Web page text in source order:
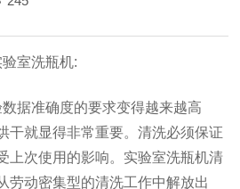
室洗瓶机:
准确度的要求变得越来越高
干就显得非常重要。清洗必须保证
上次使用的影响。实验室洗瓶机清
劳动密集型的清洗工作中解放出